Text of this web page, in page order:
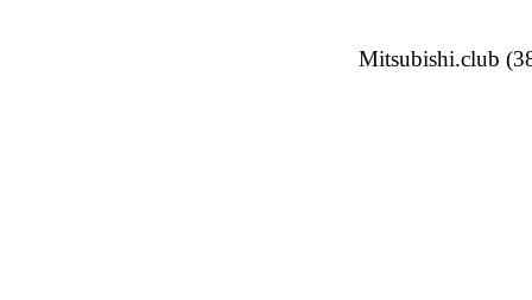
Mitsubishi.club